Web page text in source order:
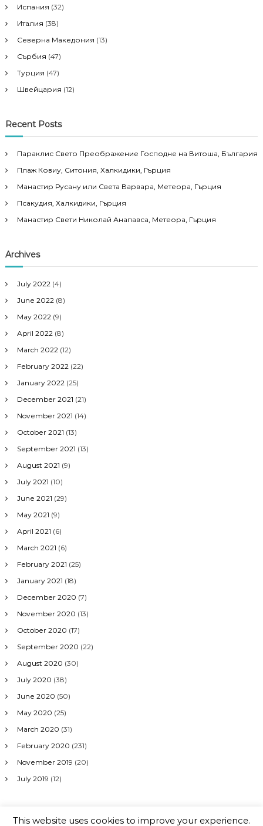
Испания (32)
Италия (38)
Северна Македония (13)
Сърбия (47)
Турция (47)
Швейцария (12)
Recent Posts
Параклис Свето Преображение Господне на Витоша, България
Плаж Ковиу, Ситония, Халкидики, Гърция
Манастир Русану или Света Варвара, Метеора, Гърция
Псакудия, Халкидики, Гърция
Манастир Свети Николай Анапавса, Метеора, Гърция
Archives
July 2022 (4)
June 2022 (8)
May 2022 (9)
April 2022 (8)
March 2022 (12)
February 2022 (22)
January 2022 (25)
December 2021 (21)
November 2021 (14)
October 2021 (13)
September 2021 (13)
August 2021 (9)
July 2021 (10)
June 2021 (29)
May 2021 (9)
April 2021 (6)
March 2021 (6)
February 2021 (25)
January 2021 (18)
December 2020 (7)
November 2020 (13)
October 2020 (17)
September 2020 (22)
August 2020 (30)
July 2020 (38)
June 2020 (50)
May 2020 (25)
March 2020 (31)
February 2020 (231)
November 2019 (20)
July 2019 (12)
This website uses cookies to improve your experience.